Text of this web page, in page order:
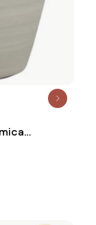
Fosco